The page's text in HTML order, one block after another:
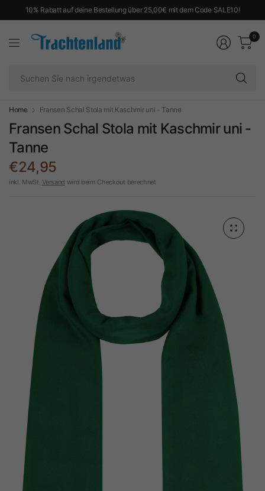
10% Rabatt auf deine Bestellung über 25,00€ mit dem Code SALE10!
0
Home Fransen Schal Stola mit Kaschmir uni - Tanne
Fransen Schal Stola mit Kaschmir uni -
Tanne
€24,95
inkl. MwSt.Versand wird beim Checkout berechnet